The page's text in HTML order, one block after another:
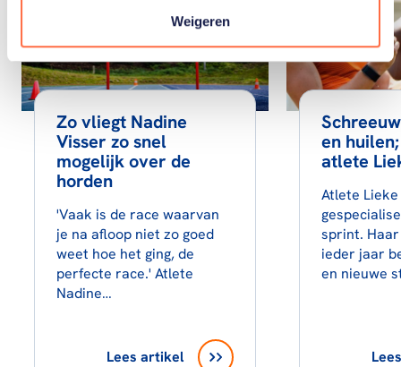
Weigeren
Zo vliegt Nadine
Visser zo snel
mogelijk over de
horden
'Vaak is de race waarvan
je na afloop niet zo goed
weet hoe het ging, de
perfecte race.' Atlete
Nadine…
Lees artikel
en
atlete
Atlete
sprint.
ieder jaar
en nieuwe